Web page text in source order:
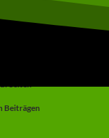
Seiten
Beiträgen